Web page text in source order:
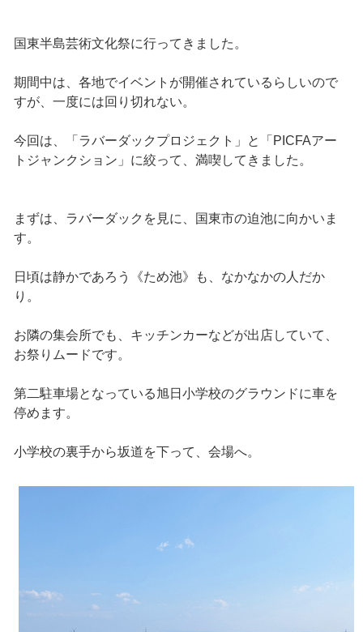
国東半島芸術文化祭に行ってきました。
期間中は、各地でイベントが開催されているらしいので
すが、一度には回り切れない。
今回は、「ラバーダックプロジェクト」と「PICFAアー
トジャンクション」に絞って、満喫してきました。
まずは、ラバーダックを見に、国東市の迫池に向かいま
す。
日頃は静かであろう《ため池》も、なかなかの人だか
り。
お隣の集会所でも、キッチンカーなどが出店していて、
お祭りムードです。
第二駐車場となっている旭日小学校のグラウンドに車を
停めます。
小学校の裏手から坂道を下って、会場へ。